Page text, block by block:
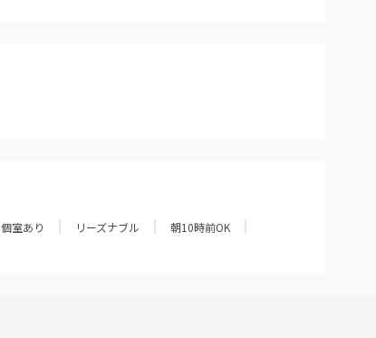
個室あり リーズナブル
朝10時前OK